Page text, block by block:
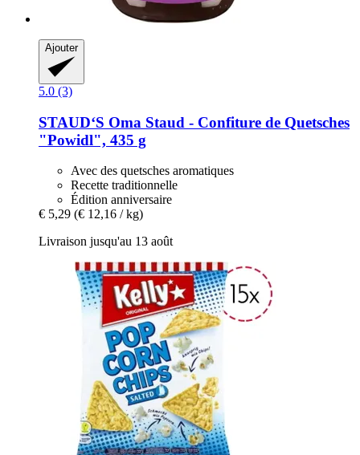
Ajouter
5.0 (3)
STAUD‘S Oma Staud -​ Confiture de Quetsches
"Powidl", 435 g
Avec des quetsches aromatiques
Recette traditionnelle
Édition anniversaire
€ 5,29 (€ 12,16 / kg)
Livraison jusqu'au 13 août